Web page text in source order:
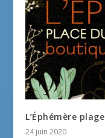
L’Éphémère plage
24 juin 2020